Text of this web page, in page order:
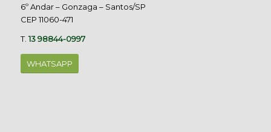
6º Andar – Gonzaga – Santos/SP
CEP 11060-471
T.13 98844-0997
WHATSAPP